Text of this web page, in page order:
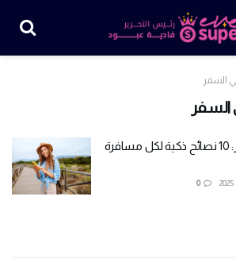
السفر
السفر
تجنب الوحدة أثناء السفر: 10 نصائح ذكية لكل مسافرة
0